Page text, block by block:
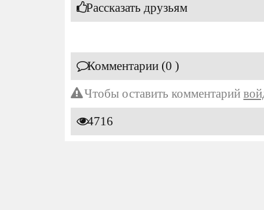
Рассказать друзьям
Комментарии (0 )
Чтобы оставить комментарий
4716